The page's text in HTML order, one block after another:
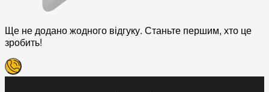
Ще не додано жодного відгуку. Станьте першим, хто це
зробить!